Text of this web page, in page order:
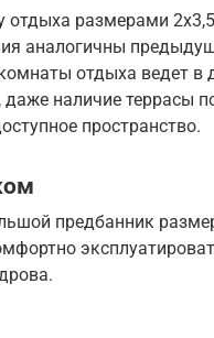
отдыха размерами
аналогичны
отдыха ведет
наличие террасы
пространство.
предбанник